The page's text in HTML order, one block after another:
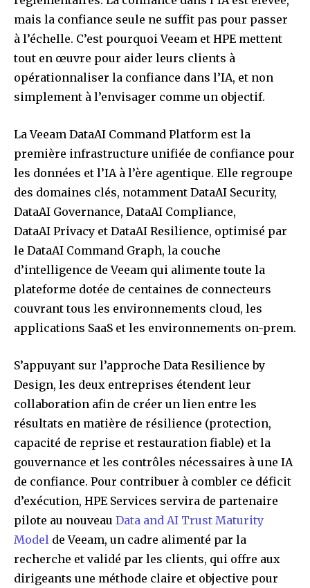
mais la confiance seule ne suffit pas pour passer
à l’échelle. C’est pourquoi Veeam et HPE mettent
tout en œuvre pour aider leurs clients à
opérationnaliser la confiance dans l’IA, et non
simplement à l’envisager comme un objectif.
La Veeam DataAI Command Platform est la
première infrastructure unifiée de confiance pour
les données et l’IA à l’ère agentique. Elle regroupe
des domaines clés, notamment DataAI Security,
DataAI Governance, DataAI Compliance,
DataAI Privacy et DataAI Resilience, optimisé par
le DataAI Command Graph, la couche
d’intelligence de Veeam qui alimente toute la
plateforme dotée de centaines de connecteurs
couvrant tous les environnements cloud, les
applications SaaS et les environnements on-prem.
S’appuyant sur l’approche Data Resilience by
Design, les deux entreprises étendent leur
collaboration afin de créer un lien entre les
résultats en matière de résilience (protection,
capacité de reprise et restauration fiable) et la
gouvernance et les contrôles nécessaires à une IA
de confiance. Pour contribuer à combler ce déficit
d’exécution, HPE Services servira de partenaire
pilote au nouveau Data and AI Trust Maturity
Model de Veeam, un cadre alimenté par la
recherche et validé par les clients, qui offre aux
dirigeants une méthode claire et objective pour